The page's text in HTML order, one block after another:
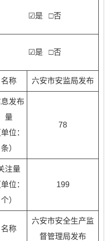
☑是 □否
☑是 □否
名称 六安市安监局发布
发布
量
单位：
条）
78
注量
单位：
个）
199
名称
六安市安全生产监
督管理局发布